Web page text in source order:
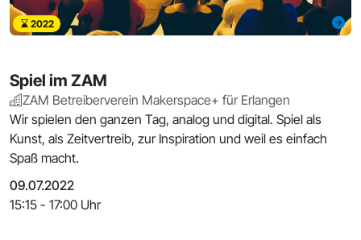
2022
Spiel im ZAM
ZAM Betreiberverein Makerspace+ für Erlangen
Wir spielen den ganzen Tag, analog und digital. Spiel als
Kunst, als Zeitvertreib, zur Inspiration und weil es einfach
Spaß macht.
09.07.2022
15:15 - 17:00 Uhr